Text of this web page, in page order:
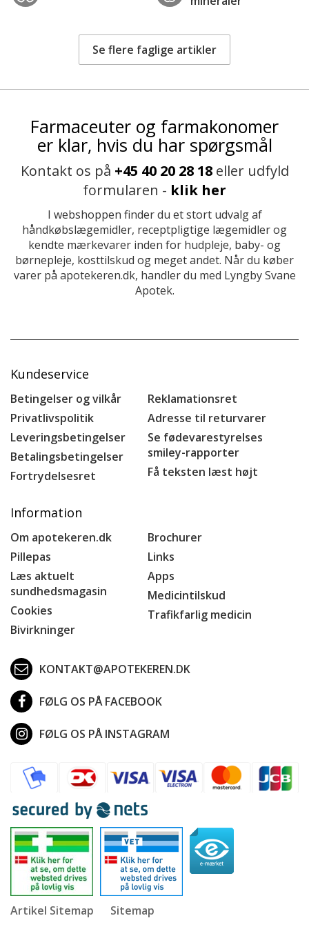
Se flere faglige artikler
Farmaceuter og farmakonomer
er klar, hvis du har spørgsmål
Kontakt os på +45 40 20 28 18eller udfyld
formularen - klik her
I webshoppen finder du et stort udvalg af
håndkøbslægemidler, receptpligtige lægemidler og
kendte mærkevarer inden for hudpleje, baby- og
børnepleje, kosttilskud og meget andet. Når du køber
varer på apotekeren.dk, handler du med Lyngby Svane
Apotek.
Kundeservice
Betingelser og vilkår
Privatlivspolitik
Leveringsbetingelser
Betalingsbetingelser
Fortrydelsesret
Reklamationsret
Adresse til returvarer
Se fødevarestyrelses
smiley-rapporter
Få teksten læst højt
Information
Om apotekeren.dk
Pillepas
Læs aktuelt
sundhedsmagasin
Cookies
Bivirkninger
Brochurer
Links
Apps
Medicintilskud
Trafikfarlig medicin
KONTAKT@APOTEKEREN.DK
FØLG OS PÅ FACEBOOK
FØLG OS PÅ INSTAGRAM
Artikel Sitemap Sitemap